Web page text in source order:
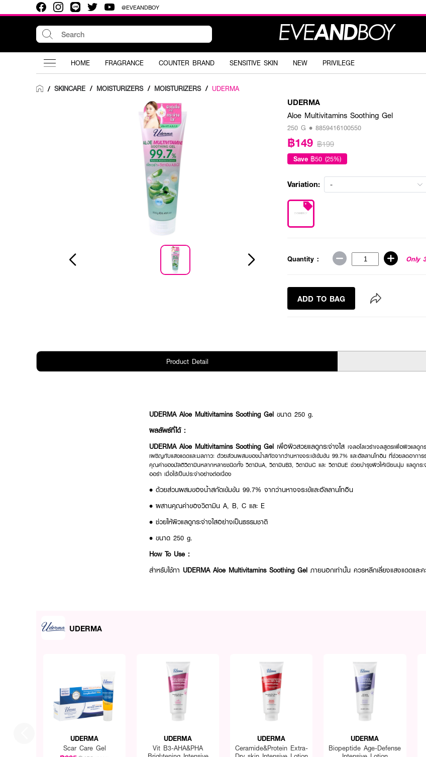
@EVEANDBOY
HOME FRAGRANCE COUNTER BRAND SENSITIVE SKIN NEW PRIVILEGE
/ SKINCARE / MOISTURIZERS / MOISTURIZERS / UDERMA
UDERMA
Aloe Multivitamins Soothing Gel
250 G • 8859416100550
฿149 ฿199
Save ฿50 (25%)
Variation: -
Quantity : Only
ADD TO BAG
Product Detail
UDERMA Aloe Multivitamins Soothing Gel ขนาด 250 g.
ผลลัพธ์ที่ได้ :
UDERMA Aloe Multivitamins Soothing Gel เพื่อผิวสวยแลดูกระจ่างใส เจลอโลเวร่าเจลสูตรเพื่อผิวแลดู
เผชิญกับแสงแดดและมลภาวะ ด้วยส่วนผสมของน้ำสกัดจากว่านหางจระเข้เข้มข้น 99.7% และอัลลานโทอิน ที่ช่วยลดอาการ
คุณค่าของมัลติวิตามินหลากหลายชนิดทั้ง วิตามินA, วิตามินB3, วิตามินC และ วิตามินE ช่วยบำรุงผิวให้เนียนนุ่ม แลดูกร
ออร่า เมื่อใช้เป็นประจำอย่างต่อเนื่อง
• ด้วยส่วนผสมของน้ำสกัดเข้มข้น 99.7% จากว่านหางจระเข้และอัลลานโทอิน
• ผสานคุณค่าของวิตามิน A, B, C และ E
• ช่วยให้ผิวแลดูกระจ่างใสอย่างเป็นธรรมชาติ
• ขนาด 250 g.
How To Use :
สำหรับใช้ทา UDERMA Aloe Multivitamins Soothing Gel ภายนอกเท่านั้น ควรหลีกเลี่ยงแสงแดดและ
UDERMA
UDERMA
Scar Care Gel
UDERMA
Vit B3-AHA&PHA
UDERMA
Ceramide&Protein Extra-
UDERMA
Biopeptide Age-Defense